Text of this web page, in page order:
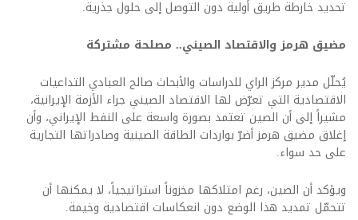
تحديد خارطة طريق أولية دون التوصل إلى حلول جذرية.
مضيق هرمز والاقتصاد الصيني.. مصلحة مشتركة
يُحلّل مدير مركز الراي للدراسات والأبحاث صالح العبادي التداعيات
الاقتصادية التي تعرّض لها الاقتصاد الصيني جراء الأزمة الإيرانية،
مشيراً إلى أن الصين تعتمد بصورة واسعة على النفط الإيراني، وأن
إغلاق مضيق هرمز أضرّ بواردات الطاقة الصينية وصادراتها التجارية
على حد سواء.
ويؤكد أن الصين، رغم امتلاكها مخزوناً استراتيجياً، لا يمكنها أن
تتحمّل تمديد هذا الوضع دون انعكاسات اقتصادية وخيمة.